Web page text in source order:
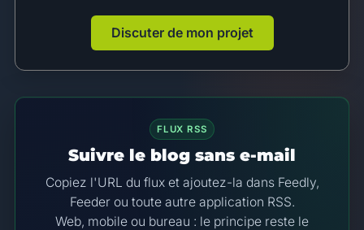
Discuter de mon projet
FLUX RSS
Suivre le blog sans e-mail
Copiez l'URL du flux et ajoutez-la dans Feedly,
Feeder ou toute autre application RSS.
Web, mobile ou bureau : le principe reste le